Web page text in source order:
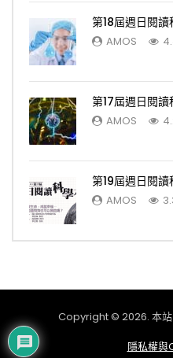
第18屆週日閱讀
AMOS
第17屆週日閱讀
AMOS
第19屆週日閱讀
AMOS
Copyright © 2026. 本
隱私權